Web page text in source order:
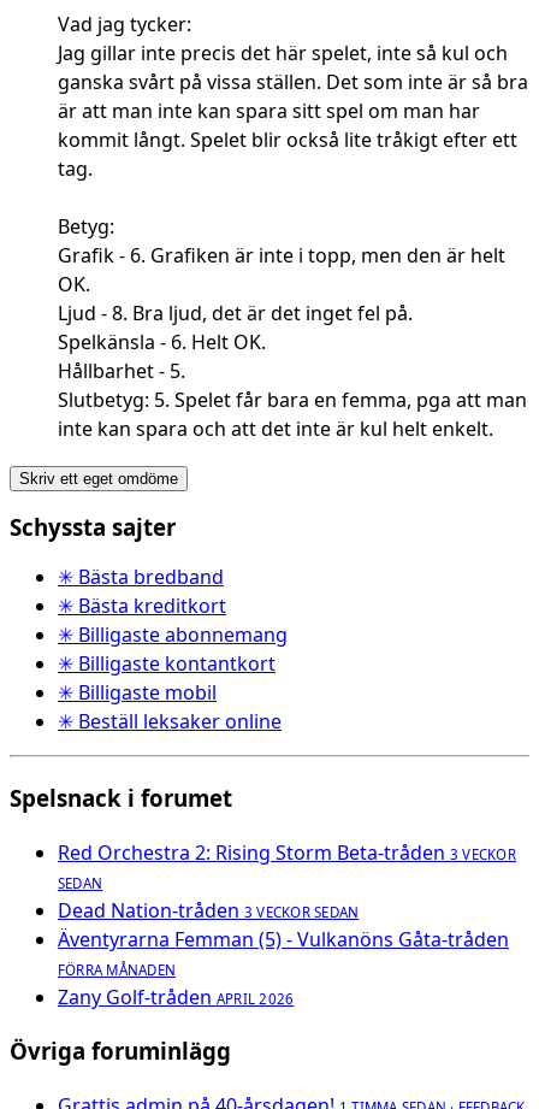
Vad jag tycker:
Jag gillar inte precis det här spelet, inte så kul och
ganska svårt på vissa ställen. Det som inte är så bra
är att man inte kan spara sitt spel om man har
kommit långt. Spelet blir också lite tråkigt efter ett
tag.
Betyg:
Grafik - 6. Grafiken är inte i topp, men den är helt
OK.
Ljud - 8. Bra ljud, det är det inget fel på.
Spelkänsla - 6. Helt OK.
Hållbarhet - 5.
Slutbetyg: 5. Spelet får bara en femma, pga att man
inte kan spara och att det inte är kul helt enkelt.
Skriv ett eget omdöme
Schyssta sajter
✳ Bästa bredband
✳ Bästa kreditkort
✳ Billigaste abonnemang
✳ Billigaste kontantkort
✳ Billigaste mobil
✳ Beställ leksaker online
Spelsnack i forumet
Red Orchestra 2: Rising Storm Beta-tråden 3 VECKOR
SEDAN
Dead Nation-tråden 3 VECKOR SEDAN
Äventyrarna Femman (5) - Vulkanöns Gåta-tråden
FÖRRA MÅNADEN
Zany Golf-tråden APRIL 2026
Övriga foruminlägg